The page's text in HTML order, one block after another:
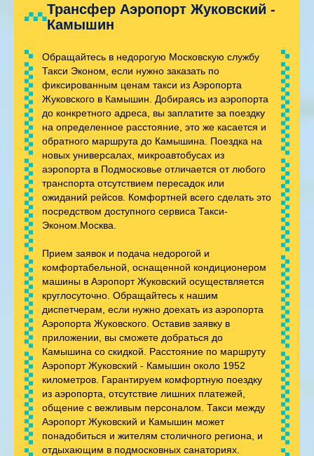
Трансфер Аэропорт Жуковский -
Камышин
Обращайтесь в недорогую Московскую службу
Такси Эконом, если нужно заказать по
фиксированным ценам такси из Аэропорта
Жуковского в Камышин. Добираясь из аэропорта
до конкретного адреса, вы заплатите за поездку
на определенное расстояние, это же касается и
обратного маршрута до Камышина. Поездка на
новых универсалах, микроавтобусах из
аэропорта в Подмосковье отличается от любого
транспорта отсутствием пересадок или
ожиданий рейсов. Комфортней всего сделать это
посредством доступного сервиса Такси-
Эконом.Москва.
Прием заявок и подача недорогой и
комфортабельной, оснащенной кондиционером
машины в Аэропорт Жуковский осуществляется
круглосуточно. Обращайтесь к нашим
диспетчерам, если нужно доехать из аэропорта
Аэропорта Жуковского. Оставив заявку в
приложении, вы сможете добраться до
Камышина со скидкой. Расстояние по маршруту
Аэропорт Жуковский - Камышин около 1952
километров. Гарантируем комфортную поездку
из аэропорта, отсутствие лишних платежей,
общение с вежливым персоналом. Такси между
Аэропорт Жуковский и Камышин может
понадобиться и жителям столичного региона, и
отдыхающим в подмосковных санаториях.